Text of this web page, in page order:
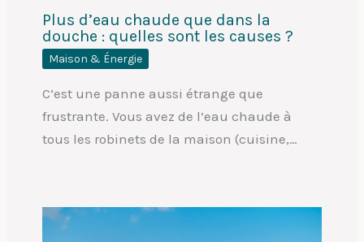
Plus d’eau chaude que dans la
douche : quelles sont les causes ?
Maison & Énergie
C’est une panne aussi étrange que
frustrante. Vous avez de l’eau chaude à
tous les robinets de la maison (cuisine,…